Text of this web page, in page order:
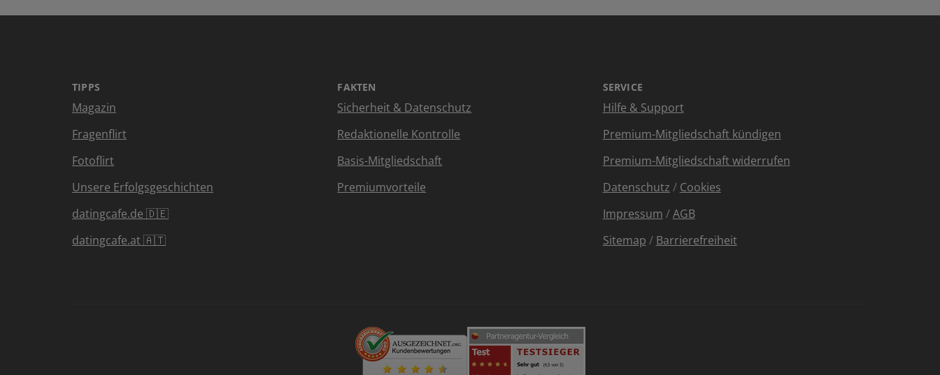
TIPPS
Magazin
Fragenflirt
Fotoflirt
Unsere Erfolgsgeschichten
datingcafe.de 🇩🇪
datingcafe.at 🇦🇹
FAKTEN
Sicherheit & Datenschutz
Redaktionelle Kontrolle
Basis-Mitgliedschaft
Premiumvorteile
SERVICE
Hilfe & Support
Premium-Mitgliedschaft kündigen
Premium-Mitgliedschaft widerrufen
Datenschutz / Cookies
Impressum /AGB
Sitemap / Barrierefreiheit